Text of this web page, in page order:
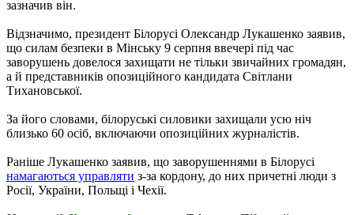
зазначив він.
Відзначимо, президент Білорусі Олександр Лукашенко заявив,
що силам безпеки в Мінську 9 серпня ввечері під час
заворушень довелося захищати не тільки звичайних громадян,
а й представників опозиційного кандидата Світлани
Тихановської.
За його словами, білоруські силовики захищали усю ніч
близько 60 осіб, включаючи опозиційних журналістів.
Раніше Лукашенко заявив, що заворушеннями в Білорусі
намагаються управляти з-за кордону, до них причетні люди з
Росії, України, Польщі і Чехії.